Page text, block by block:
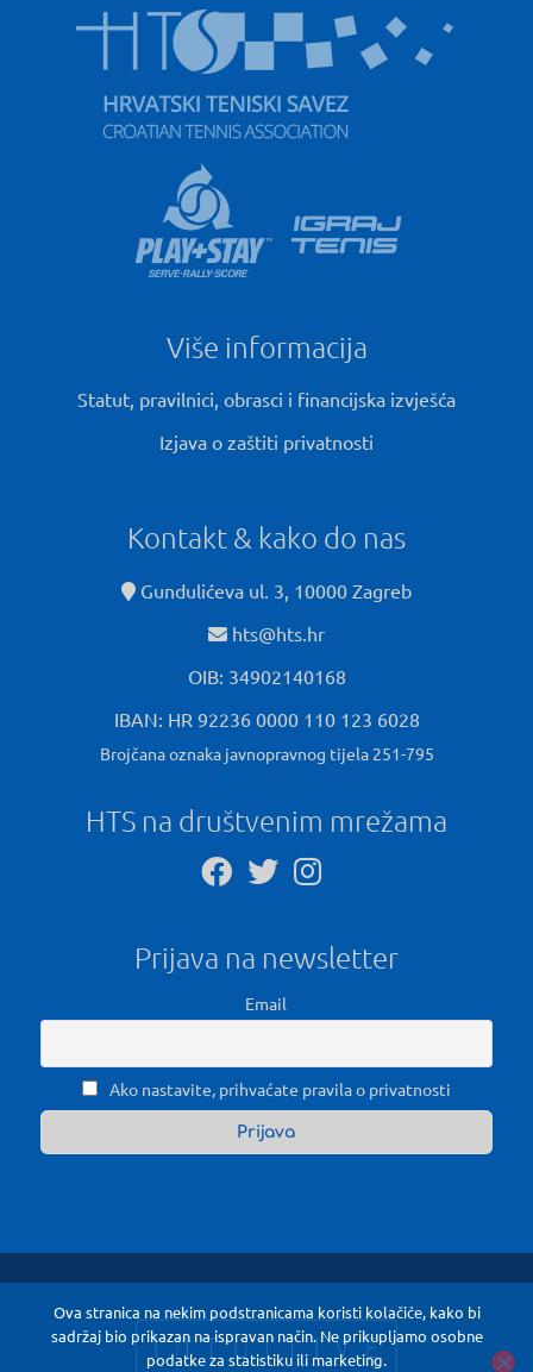
Više informacija
Statut, pravilnici, obrasci i financijska izvješća
Izjava o zaštiti privatnosti
Kontakt & kako do nas
Gundulićeva ul. 3, 10000 Zagreb
hts@hts.hr
OIB: 34902140168
IBAN: HR 92236 0000 110 123 6028
Brojčana oznaka javnopravnog tijela 251-795
HTS na društvenim mrežama
Prijava na newsletter
Email
Ako nastavite, prihvaćate pravila o privatnosti
Ova stranica na nekim podstranicama koristi kolačiće, kako bi
sadržaj bio prikazan na ispravan način. Ne prikupljamo osobne
podatke za statistiku ili marketing.